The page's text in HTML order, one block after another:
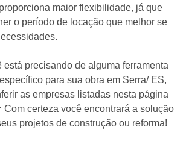
maior flexibilidade, já que
o período de locação que melhor se
está precisando de alguma ferramenta
para sua obra em Serra/ ES,
as empresas listadas nesta página
Com certeza você encontrará a solução
projetos de construção ou reforma!